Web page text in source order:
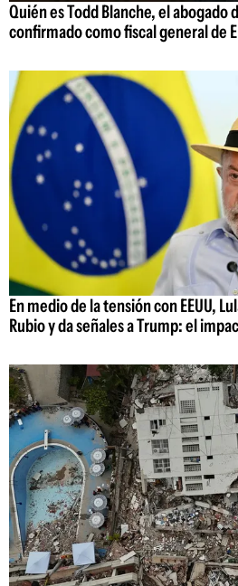
Quién es Todd Blanche, el abogado
confirmado como fiscal general de
En medio de la tensión con EEUU,
Rubio y da señales a Trump: el